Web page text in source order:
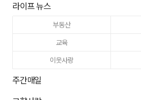
라이프 뉴스
부동산
교육
이웃사랑
주간매일